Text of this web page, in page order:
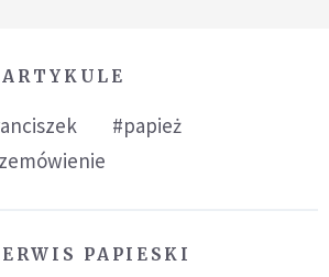
#papież
PAPIESKI